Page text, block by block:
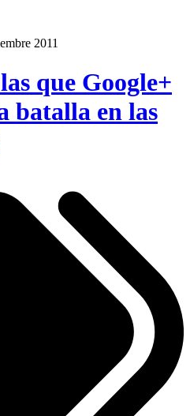
2011
que Google+
batalla en las